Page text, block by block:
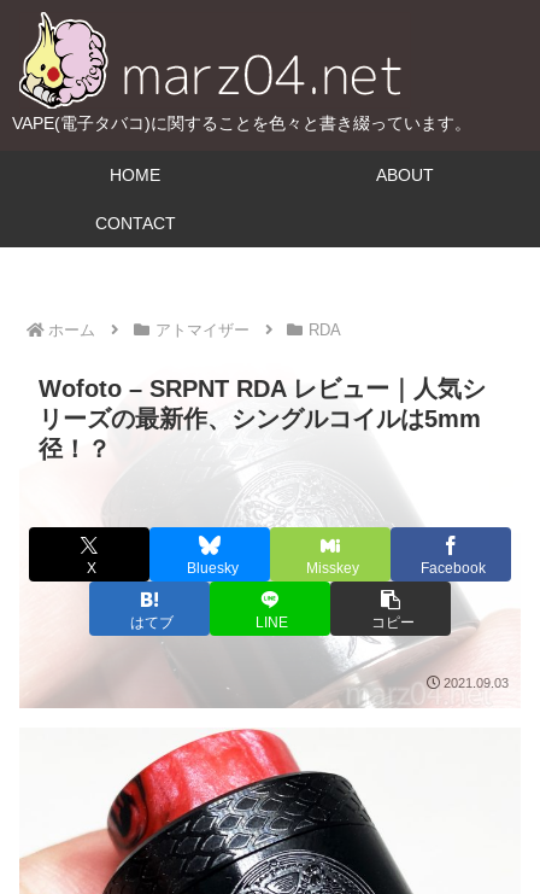
VAPE(電子タバコ)に関することを色々と書き綴っています。
HOME ABOUT
CONTACT
ホーム アトマイザー RDA
Wofoto – SRPNT RDA レビュー｜人気シ
リーズの最新作、シングルコイルは5mm
径！？
X Bluesky Misskey Facebook
はてブ LINE コピー
2021.09.03